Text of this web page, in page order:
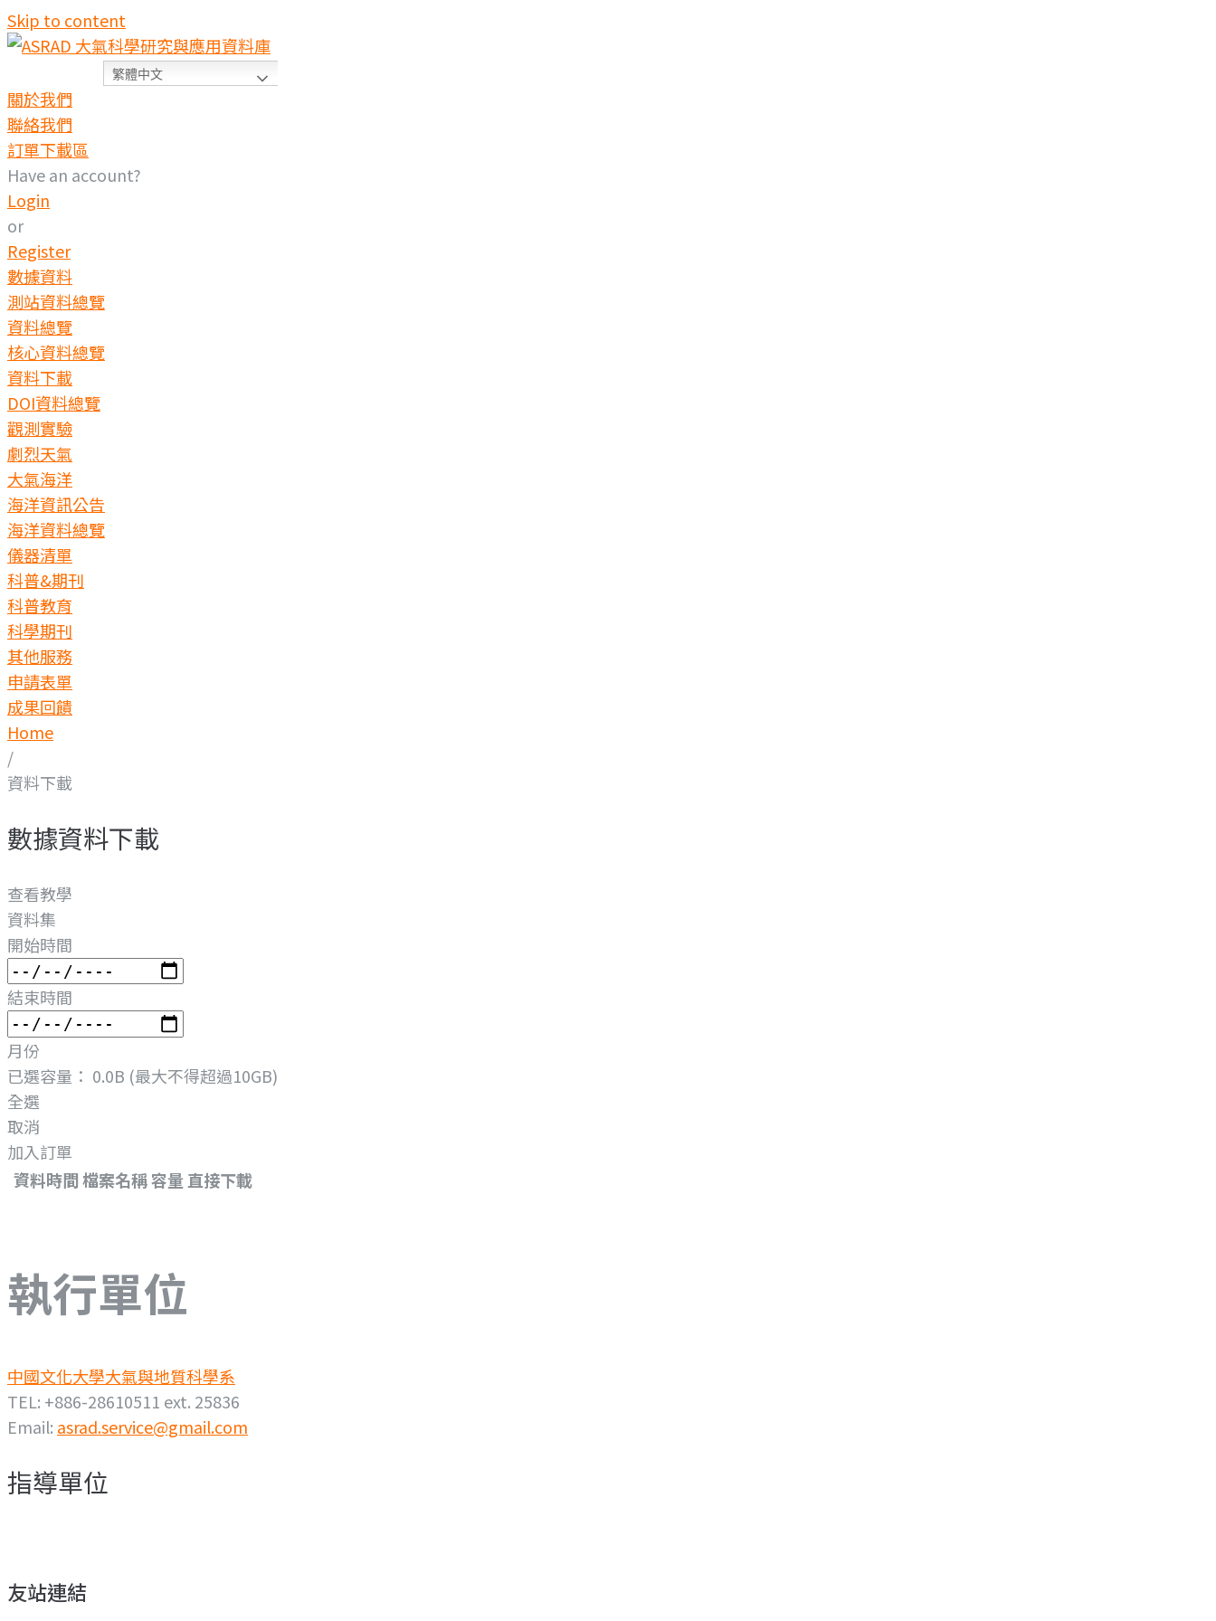
Skip to content
繁體中文
關於我們
聯絡我們
訂單下載區
Have an account?
Login
or
Register
數據資料
測站資料總覽
資料總覽
核心資料總覽
資料下載
DOI資料總覽
觀測實驗
劇烈天氣
大氣海洋
海洋資訊公告
海洋資料總覽
儀器清單
科普&期刊
科普教育
科學期刊
其他服務
申請表單
成果回饋
Home
/
資料下載
數據資料下載
查看教學
資料集
開始時間
結束時間
月份
已選容量： 0.0B (最大不得超過10GB)
全選
取消
加入訂單
資料時間檔案名稱容量直接下載
執行單位
中國文化大學大氣與地質科學系
TEL: +886-28610511 ext. 25836
Email: asrad.service@gmail.com
指導單位
友站連結